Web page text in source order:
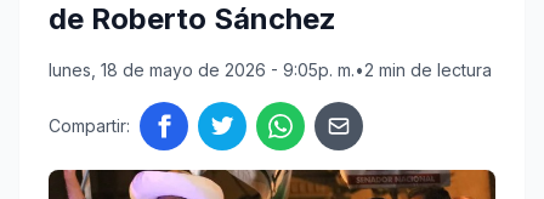
de Roberto Sánchez
lunes, 18 de mayo de 2026 - 9:05p. m.•2 min de lectura
Compartir: